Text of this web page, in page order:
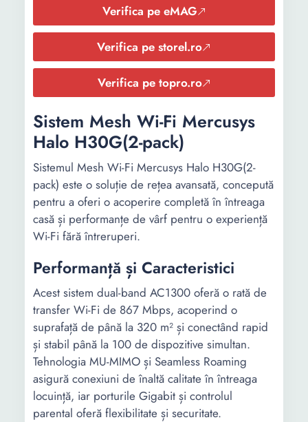
(mm):
154× 154 × 68.6
mm
110 mm
Standard Wi-
Fi
802.11 ax/ac/n/a
802.11 ax/n/b/g
802.11 ax
Securitate
WPA
SPI Firewall
WPA2 Personal
Access Control
WPA3 Personal
Securitate
WPA3
IP65
HomeShield
Porturi WAN
-
Rata de
transfer
Ethernet
- -
Verifica pe eMAG
Verifica pe storel.ro
Verifica pe topro.ro
Sistem Mesh Wi-Fi Mercusys
Halo H30G(2-pack)
Sistemul Mesh Wi-Fi Mercusys Halo H30G(2-
pack) este o soluție de rețea avansată, concepută
pentru a oferi o acoperire completă în întreaga
casă și performanțe de vârf pentru o experiență
Wi-Fi fără întreruperi.
Performanță și Caracteristici
Acest sistem dual-band AC1300 oferă o rată de
transfer Wi-Fi de 867 Mbps, acoperind o
suprafață de până la 320 m² și conectând rapid
și stabil până la 100 de dispozitive simultan.
Tehnologia MU-MIMO și Seamless Roaming
asigură conexiuni de înaltă calitate în întreaga
locuință, iar porturile Gigabit și controlul
parental oferă flexibilitate și securitate.